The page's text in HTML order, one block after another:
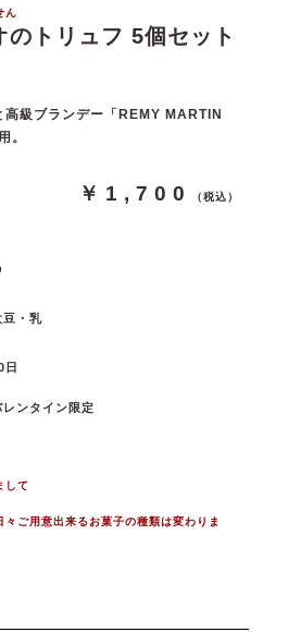
ん
のトリュフ 5個セット
高級ブランデー「REMY MARTIN
。
￥1,700 （税込）
豆・乳
日
レンタイン限定
して
ご用意出来るお菓子の種類は変わりま